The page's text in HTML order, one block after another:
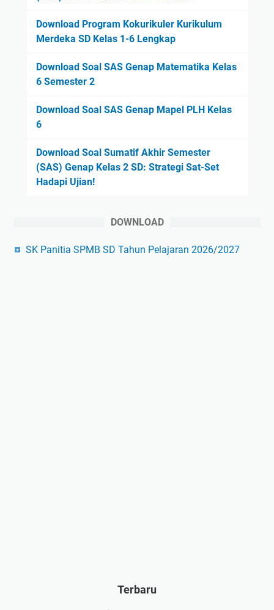
Download Program Kokurikuler Kurikulum
Merdeka SD Kelas 1-6 Lengkap
Download Soal SAS Genap Matematika Kelas
6 Semester 2
Download Soal SAS Genap Mapel PLH Kelas
6
Download Soal Sumatif Akhir Semester
(SAS) Genap Kelas 2 SD: Strategi Sat-Set
Hadapi Ujian!
DOWNLOAD
SK Panitia SPMB SD Tahun Pelajaran 2026/2027
Terbaru